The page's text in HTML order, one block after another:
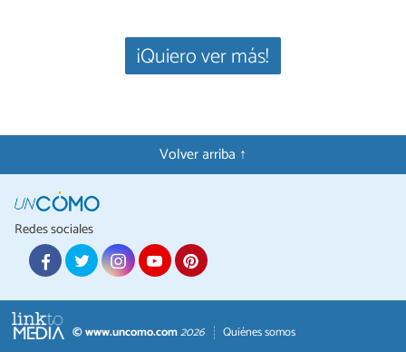
¡Quiero ver más!
Volver arriba ↑
Redes sociales
© www.uncomo.com2026
Quiénes somos